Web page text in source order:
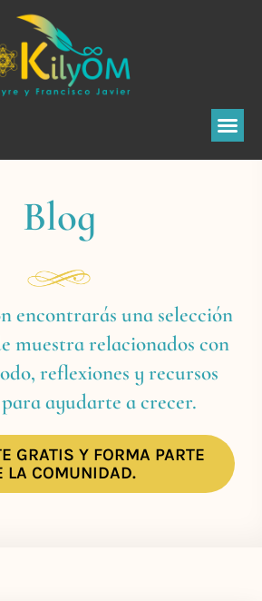
herramientas
Blog
encontrarás una selección
muestra relacionados con
reflexiones y recursos
ayudarte a crecer.
GRATIS Y FORMA PARTE
LA COMUNIDAD.